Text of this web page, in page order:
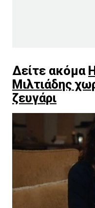
Δείτε ακόμα
Μιλτιάδης
ζευγάρι